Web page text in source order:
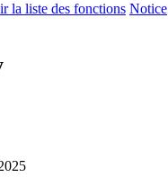
la liste des fonctions Notice